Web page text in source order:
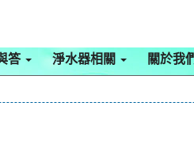
答 淨水器相關 關於我